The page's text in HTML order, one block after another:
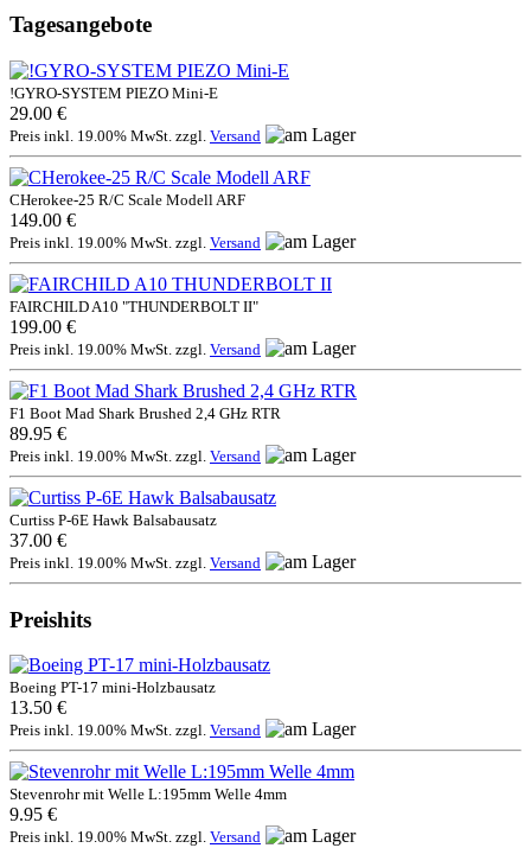
Tagesangebote
!GYRO-SYSTEM PIEZO Mini-E
29.00 €
Preis inkl. 19.00% MwSt. zzgl. Versand
CHerokee-25 R/C Scale Modell ARF
149.00 €
Preis inkl. 19.00% MwSt. zzgl. Versand
FAIRCHILD A10 "THUNDERBOLT II"
199.00 €
Preis inkl. 19.00% MwSt. zzgl. Versand
F1 Boot Mad Shark Brushed 2,4 GHz RTR
89.95 €
Preis inkl. 19.00% MwSt. zzgl. Versand
Curtiss P-6E Hawk Balsabausatz
37.00 €
Preis inkl. 19.00% MwSt. zzgl. Versand
Preishits
Boeing PT-17 mini-Holzbausatz
13.50 €
Preis inkl. 19.00% MwSt. zzgl. Versand
Stevenrohr mit Welle L:195mm Welle 4mm
9.95 €
Preis inkl. 19.00% MwSt. zzgl. Versand